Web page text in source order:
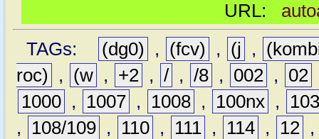
URL:
TAGs:
(dg0) , (fcv) , (j ,
roc)
, (w , +2 , / , /8 , 002 , 02
1000 , 1007 , 1008 , 100nx ,
,
108/109 , 110 , 111 , 114 , 12